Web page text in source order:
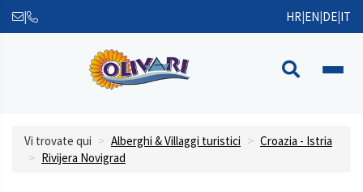
| HR|EN|DE|IT
Vi trovate qui Alberghi & Villaggi turistici
Croazia - Istria
Rivijera Novigrad